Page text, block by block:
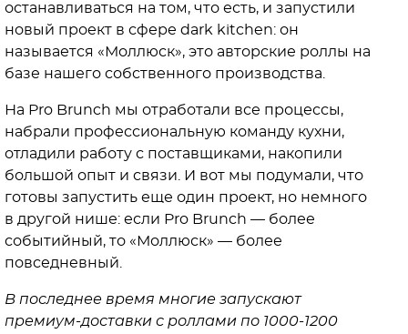
останавливаться на том, что есть, и запустили
новый проект в сфере dark kitchen: он
называется «Моллюск», это авторские роллы на
базе нашего собственного производства.
На Pro Brunch мы отработали все процессы,
набрали профессиональную команду кухни,
отладили работу с поставщиками, накопили
большой опыт и связи. И вот мы подумали, что
готовы запустить еще один проект, но немного
в другой нише: если Pro Brunch — более
событийный, то «Моллюск» — более
повседневный.
В последнее время многие запускают
премиум-доставки с роллами по 1000-1200